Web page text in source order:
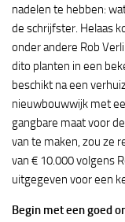
nadelen te hebben:
de schrijfster. Helaas
onder andere Rob
dito planten in een
beschikt na een
nieuwbouwwijk met
gangbare maat voor
van te maken, zou ze
van € 10.000 volgens
uitgegeven voor een
Begin met een goed